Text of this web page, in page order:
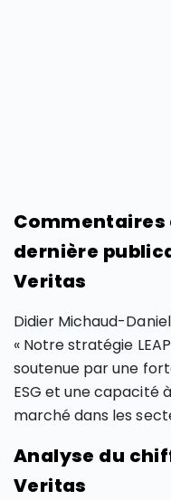
Commentaires
dernière
Veritas
Didier Michaud-
« Notre stratégie
soutenue par une
ESG et une capacité
marché dans les
Analyse du
Veritas